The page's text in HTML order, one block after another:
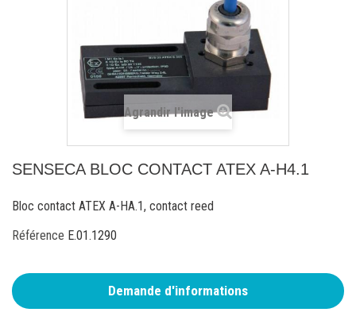
Agrandir l'image
SENSECA BLOC CONTACT ATEX A-H4.1
Bloc contact ATEX A-HA.1, contact reed
Référence E.01.1290
Demande d'informations